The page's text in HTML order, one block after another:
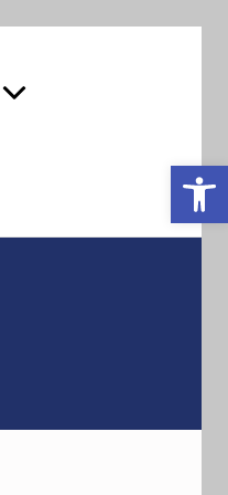
Otwórz pasek narzędzi